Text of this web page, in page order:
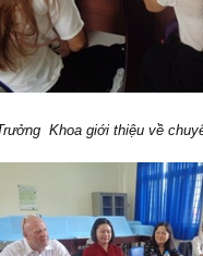
Khoa giới thiệu về